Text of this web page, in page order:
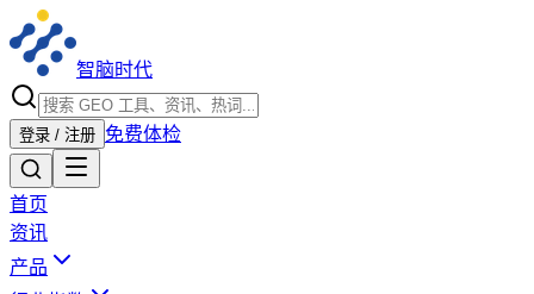
智脑时代
登录 / 注册 免费体检
首页
资讯
产品